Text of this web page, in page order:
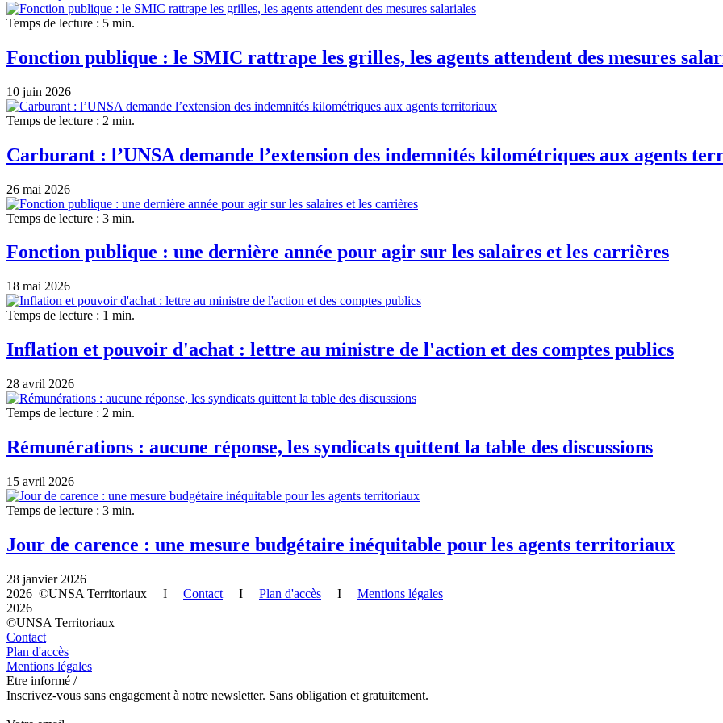
Temps de lecture : 5 min.
Fonction publique : le SMIC rattrape les grilles, les agents attendent des mesures
10 juin 2026
Temps de lecture : 2 min.
Carburant : l’UNSA demande l’extension des indemnités kilométriques aux agents
26 mai 2026
Temps de lecture : 3 min.
Fonction publique : une dernière année pour agir sur les salaires et les carrières
18 mai 2026
Temps de lecture : 1 min.
Inflation et pouvoir d'achat : lettre au ministre de l'action et des comptes publics
28 avril 2026
Temps de lecture : 2 min.
Rémunérations : aucune réponse, les syndicats quittent la table des discussions
15 avril 2026
Temps de lecture : 3 min.
Jour de carence : une mesure budgétaire inéquitable pour les agents territoriaux
28 janvier 2026
2026 ©UNSA Territoriaux I Contact I Plan d'accès I Mentions légales
2026
©UNSA Territoriaux
Contact
Plan d'accès
Mentions légales
Etre informé /
Inscrivez-vous sans engagement à notre newsletter. Sans obligation et gratuitement.